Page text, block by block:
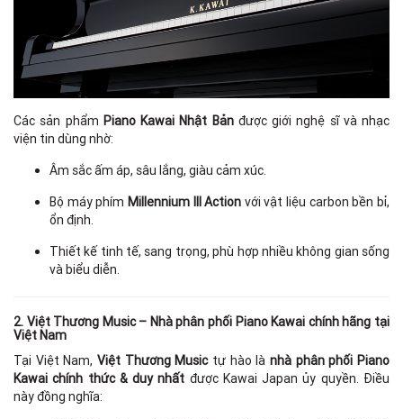
Các sản phẩm Piano Kawai Nhật Bảnđược giới nghệ sĩ và nhạc
viện tin dùng nhờ:
Âm sắc ấm áp, sâu lắng, giàu cảm xúc.
Bộ máy phím Millennium III Action với vật liệu carbon bền bỉ,
ổn định.
Thiết kế tinh tế, sang trọng, phù hợp nhiều không gian sống
và biểu diễn.
2. Việt Thương Music – Nhà phân phối Piano Kawai chính hãng tại
Việt Nam
Tại Việt Nam, Việt Thương Musictự hào lànhà phân phối Piano
Kawai chính thức & duy nhất được Kawai Japan ủy quyền. Điều
này đồng nghĩa: